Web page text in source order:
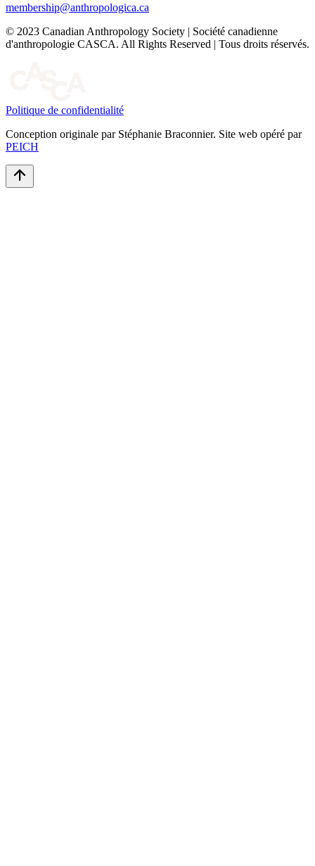
membership@anthropologica.ca
© 2023 Canadian Anthropology Society | Société canadienne
d'anthropologie CASCA. All Rights Reserved | Tous droits réservés.
Politique de confidentialité
Conception originale par Stéphanie Braconnier. Site web opéré par
PEICH